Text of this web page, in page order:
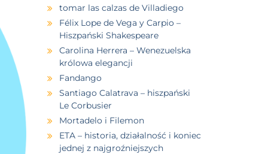
tomar las calzas de Villadiego
Félix Lope de Vega y Carpio –
Hiszpański Shakespeare
Carolina Herrera – Wenezuelska
królowa elegancji
Fandango
Santiago Calatrava – hiszpański
Le Corbusier
Mortadelo i Filemon
ETA – historia, działalność i koniec
jednej z najgroźniejszych